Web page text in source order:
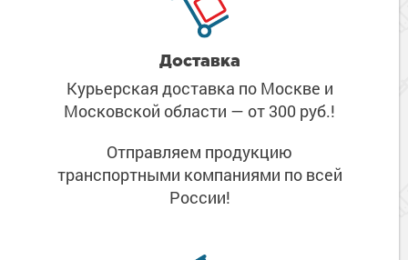
Доставка
Курьерская доставка по Москве и
Московской области — от 300 руб.!
Отправляем продукцию
транспортными компаниями по всей
России!